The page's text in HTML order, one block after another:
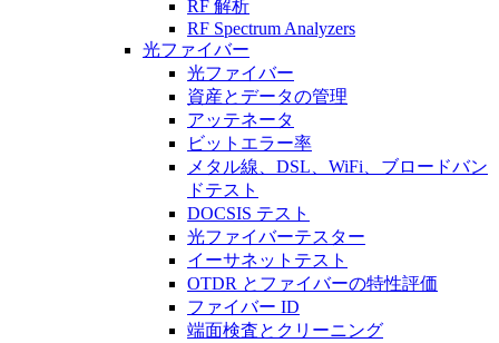
RF 解析
RF Spectrum Analyzers
光ファイバー
光ファイバー
資産とデータの管理
アッテネータ
ビットエラー率
メタル線、DSL、WiFi、ブロードバン
ドテスト
DOCSIS テスト
光ファイバーテスター
イーサネットテスト
OTDR とファイバーの特性評価
ファイバー ID
端面検査とクリーニング